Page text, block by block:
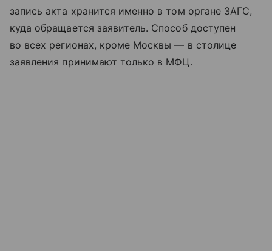
запись акта хранится именно в том органе ЗАГС,
куда обращается заявитель. Способ доступен
во всех регионах, кроме Москвы — в столице
заявления принимают только в МФЦ.